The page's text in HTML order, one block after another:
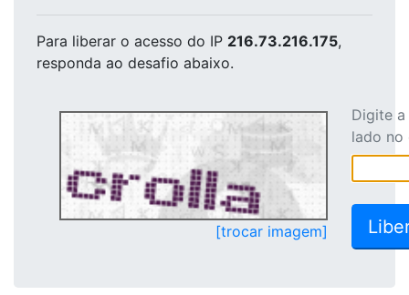
Para liberar o acesso do IP 216.73.216.175,
responda ao desafio abaixo.
[trocar imagem]
Digite
lado no